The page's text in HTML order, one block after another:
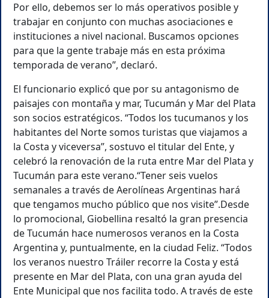
Por ello, debemos ser lo más operativos posible y
trabajar en conjunto con muchas asociaciones e
instituciones a nivel nacional. Buscamos opciones
para que la gente trabaje más en esta próxima
temporada de verano”, declaró.
El funcionario explicó que por su antagonismo de
paisajes con montaña y mar, Tucumán y Mar del Plata
son socios estratégicos. “Todos los tucumanos y los
habitantes del Norte somos turistas que viajamos a
la Costa y viceversa”, sostuvo el titular del Ente, y
celebró la renovación de la ruta entre Mar del Plata y
Tucumán para este verano.“Tener seis vuelos
semanales a través de Aerolíneas Argentinas hará
que tengamos mucho público que nos visite”.Desde
lo promocional, Giobellina resaltó la gran presencia
de Tucumán hace numerosos veranos en la Costa
Argentina y, puntualmente, en la ciudad Feliz. “Todos
los veranos nuestro Tráiler recorre la Costa y está
presente en Mar del Plata, con una gran ayuda del
Ente Municipal que nos facilita todo. A través de este